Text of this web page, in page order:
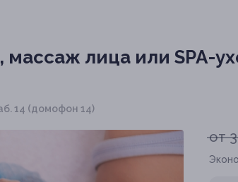
массаж лица или SPA-
14 (домофон 14)
от